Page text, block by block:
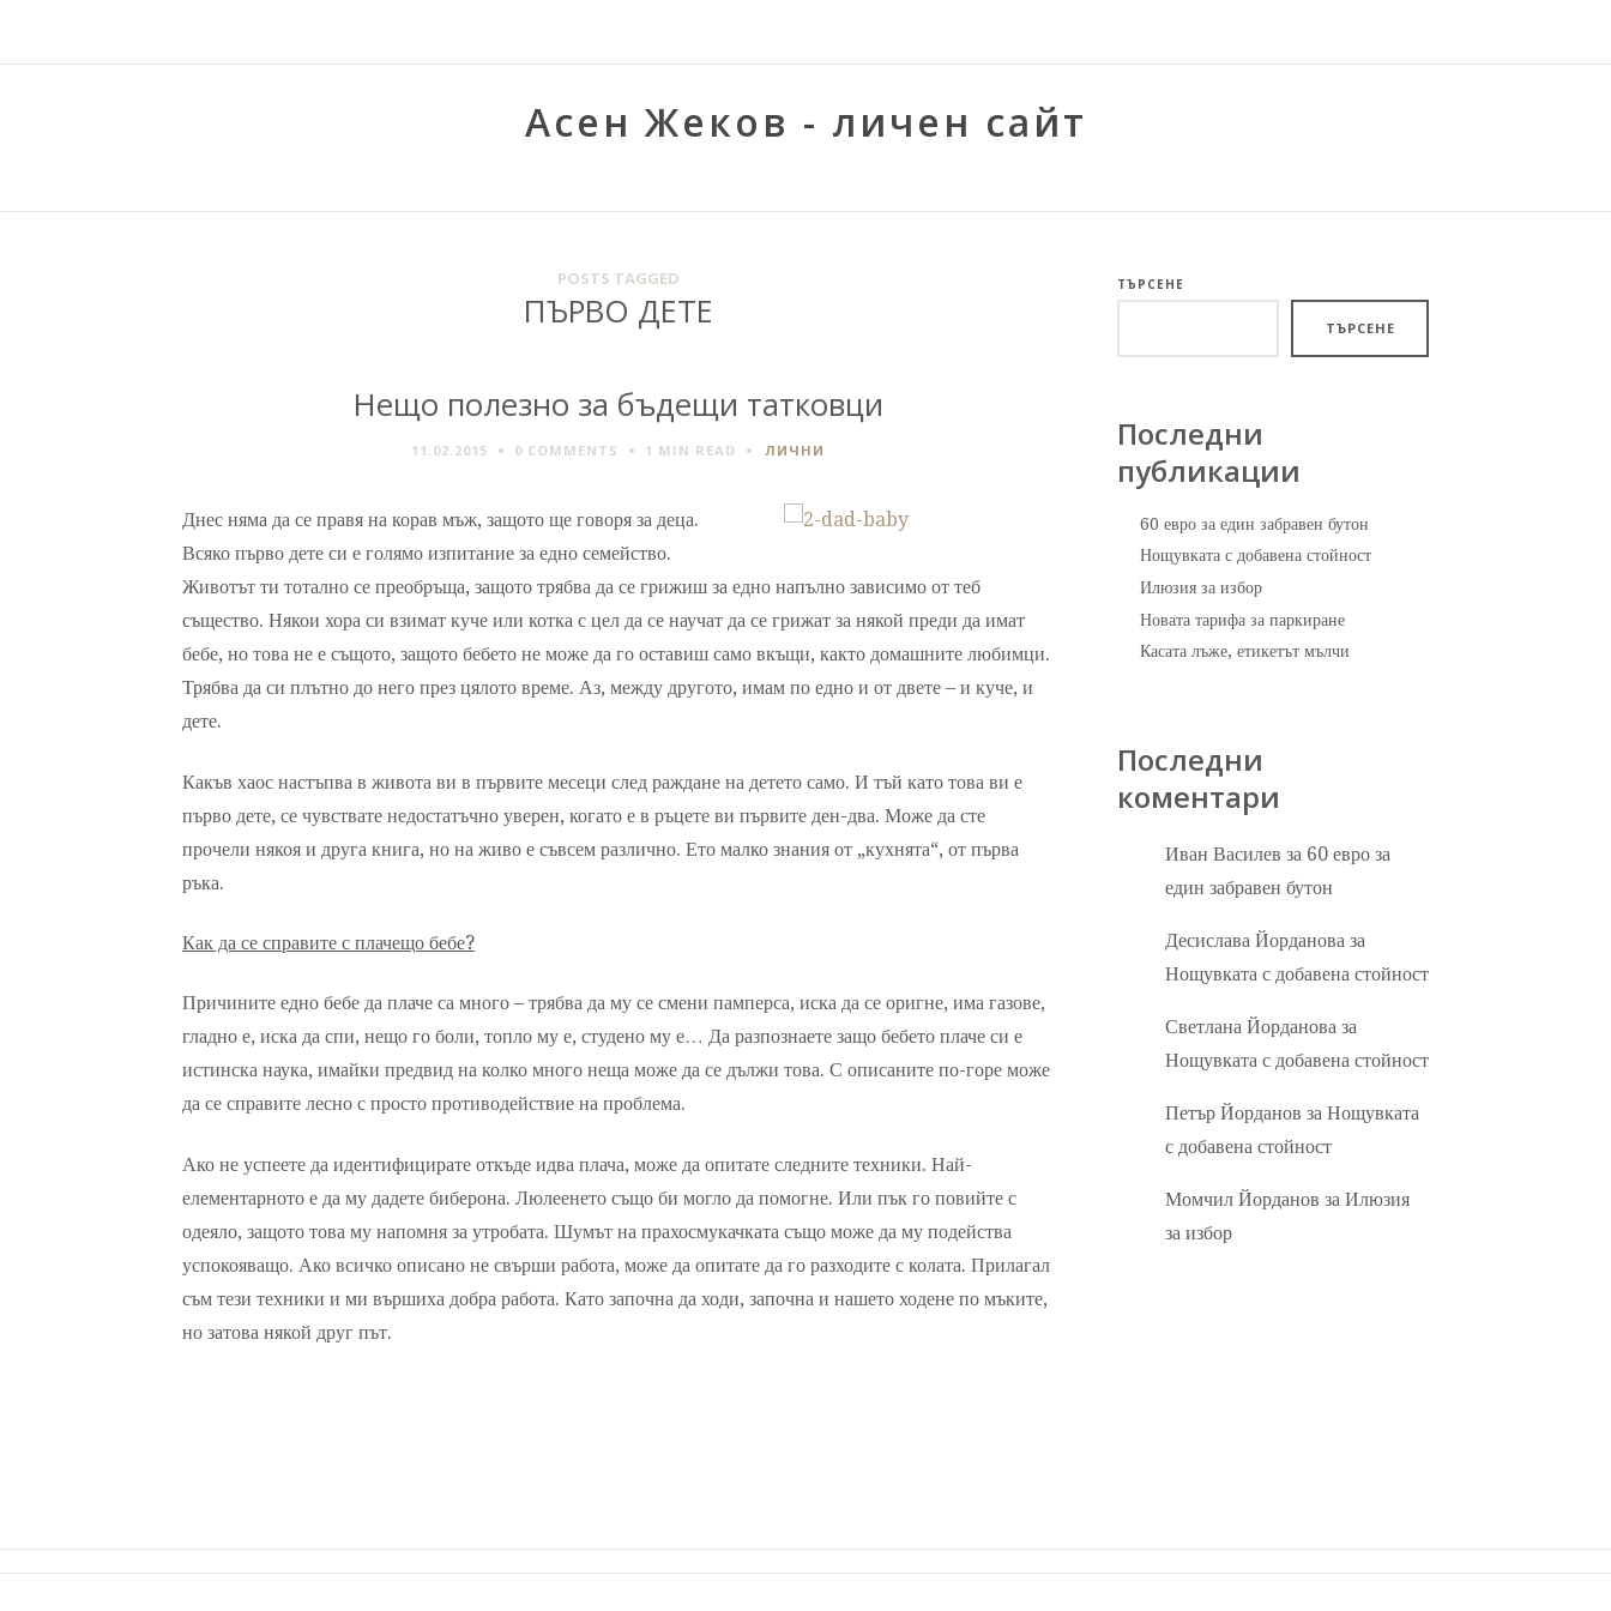
Асен Жеков - личен сайт
POSTS TAGGED
ПЪРВО ДЕТЕ
Нещо полезно за бъдещи татковци
11.02.2015 0 COMMENTS 1 MIN READ ЛИЧНИ
Днес няма да се правя на корав мъж, защото ще говоря за деца.
Всяко първо дете си е голямо изпитание за едно семейство.
Животът ти тотално се преобръща, защото трябва да се грижиш за едно напълно зависимо от теб
същество. Някои хора си взимат куче или котка с цел да се научат да се грижат за някой преди да имат
бебе, но това не е същото, защото бебето не може да го оставиш само вкъщи, както домашните любимци.
Трябва да си плътно до него през цялото време. Аз, между другото, имам по едно и от двете – и куче, и
дете.
Какъв хаос настъпва в живота ви в първите месеци след раждане на детето само. И тъй като това ви е
първо дете, се чувствате недостатъчно уверен, когато е в ръцете ви първите ден-два. Може да сте
прочели някоя и друга книга, но на живо е съвсем различно. Ето малко знания от „кухнята“, от първа
ръка.
Как да се справите с плачещо бебе?
Причините едно бебе да плаче са много – трябва да му се смени памперса, иска да се оригне, има газове,
гладно е, иска да спи, нещо го боли, топло му е, студено му е… Да разпознаете защо бебето плаче си е
истинска наука, имайки предвид на колко много неща може да се дължи това. С описаните по-горе може
да се справите лесно с просто противодействие на проблема.
Ако не успеете да идентифицирате откъде идва плача, може да опитате следните техники. Най-
елементарното е да му дадете биберона. Люлеенето също би могло да помогне. Или пък го повийте с
одеяло, защото това му напомня за утробата. Шумът на прахосмукачката също може да му подейства
успокояващо. Ако всичко описано не свърши работа, може да опитате да го разходите с колата. Прилагал
съм тези техники и ми вършиха добра работа. Като започна да ходи, започна и нашето ходене по мъките,
но затова някой друг път.
ТЪРСЕНЕ
ТЪРСЕНЕ
Последни
публикации
60 евро за един забравен бутон
Нощувката с добавена стойност
Илюзия за избор
Новата тарифа за паркиране
Касата лъже, етикетът мълчи
Последни
коментари
Иван Василев за 60 евро за
един забравен бутон
Десислава Йорданова за
Нощувката с добавена стойност
Светлана Йорданова за
Нощувката с добавена стойност
Петър Йорданов за Нощувката
с добавена стойност
Момчил Йорданов за Илюзия
за избор